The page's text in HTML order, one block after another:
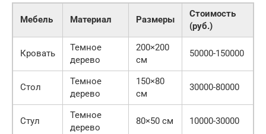
Мебель Материал Размеры
Стоимость
(руб.)
Кровать
Темное
дерево
200×200
см
50000-150000
Стол
Темное
дерево
150×80
см
30000-80000
Стул
Темное
дерево
80×50 см 10000-30000